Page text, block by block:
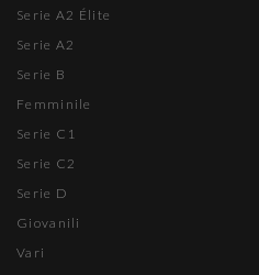
Serie A2 Élite
Serie A2
Serie B
Femminile
Serie C1
Serie C2
Serie D
Giovanili
Vari